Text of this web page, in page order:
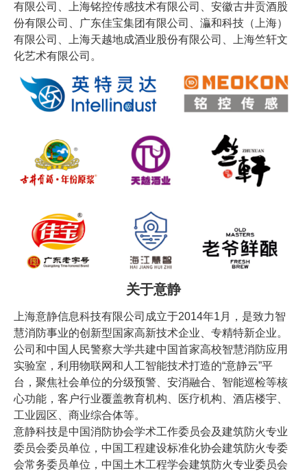
有限公司、上海铭控传感技术有限公司、安徽古井贡酒股
份有限公司、广东佳宝集团有限公司、灜和科技（上海）
有限公司、上海天越地成酒业股份有限公司、上海竺轩文
化艺术有限公司。
关于意静
上海意静信息科技有限公司成立于2014年1月，是致力智
慧消防事业的创新型国家高新技术企业、专精特新企业。
公司和中国人民警察大学共建中国首家高校智慧消防应用
实验室，利用物联网和人工智能技术打造的“意静云”平
台，聚焦社会单位的分级预警、安消融合、智能巡检等核
心功能，客户行业覆盖教育机构、医疗机构、酒店楼宇、
工业园区、商业综合体等。
意静科技是中国消防协会学术工作委员会及建筑防火专业
委员会委员单位，中国工程建设标准化协会建筑防火专委
会常务委员单位，中国土木工程学会建筑防火专业委员会